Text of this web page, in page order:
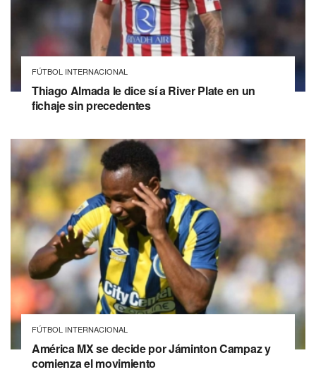
FÚTBOL INTERNACIONAL
Thiago Almada le dice sí a River Plate en un
fichaje sin precedentes
FÚTBOL INTERNACIONAL
América MX se decide por Jáminton Campaz y
comienza el movimiento